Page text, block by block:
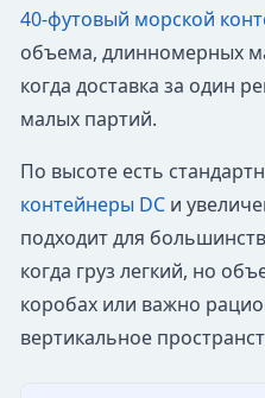
40-футовый морской
объема, длинномерных
когда доставка за один
малых партий.
По высоте есть
контейнеры DCи
подходит для
когда груз легкий, но
коробах или важно
вертикальное